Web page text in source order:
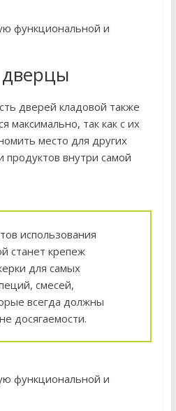
дверей кладовой также
максимально, так как с их
место для других
внутри самой
использования
станет крепеж
для самых
смесей,
всегда должны
досягаемости.